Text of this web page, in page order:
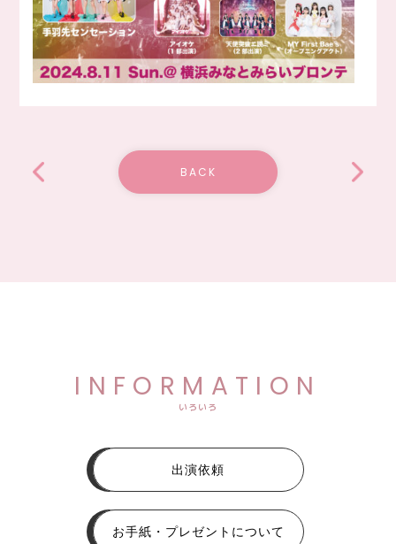
BACK
INFORMATION
いろいろ
出演依頼
お手紙・プレゼントについて